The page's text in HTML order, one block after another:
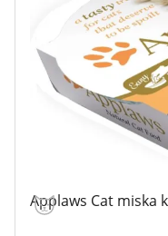
Applaws Cat miska